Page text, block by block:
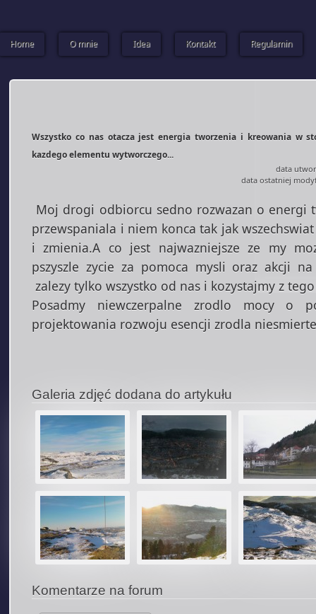
Home O mnie Idea Kontakt Regulamin
Wszystko co nas otacza jest energia tworzenia i kreowania w
kazdego elementu wytworczego...
data
data ostatniej
Moj drogi odbiorcu sedno rozwazan o energi
przewspaniala i niem konca tak jak
i zmienia.A co jest najwazniejsze ze my
pszyszle zycie za pomoca mysli oraz akcji
zalezy tylko wszystko od nas i kozystajmy z
Posadmy niewczerpalne zrodlo mocy o
projektowania rozwoju esencji zrodla
Galeria zdjęć dodana do artykułu
Komentarze na forum